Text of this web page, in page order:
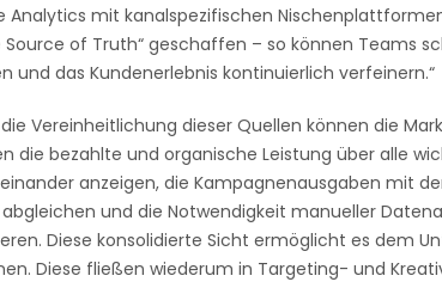
Analytics mit kanalspezifischen
Source of Truth“ geschaffen – so können Teams
und das Kundenerlebnis kontinuierlich verfeinern.“
Vereinheitlichung dieser Quellen können die
die bezahlte und organische Leistung über alle
anzeigen, die Kampagnenausgaben mit
und die Notwendigkeit manueller
Diese konsolidierte Sicht ermöglicht es dem
Diese fließen wiederum in Targeting- und